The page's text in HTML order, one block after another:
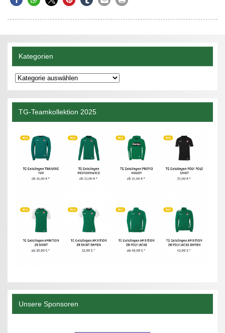
Kategorien
Kategorien
TG-Teamkollektion 2025
Unsere Sponsoren